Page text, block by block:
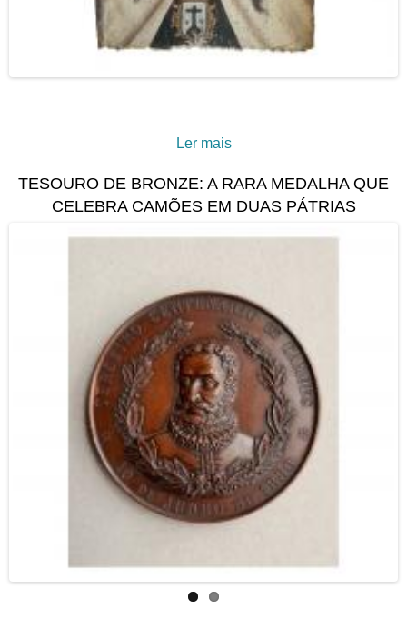
Ler mais
Setecentista Revela os
seus Segredos
TESOURO DE BRONZE: A RARA MEDALHA QUE
CELEBRA CAMÕES EM DUAS PÁTRIAS